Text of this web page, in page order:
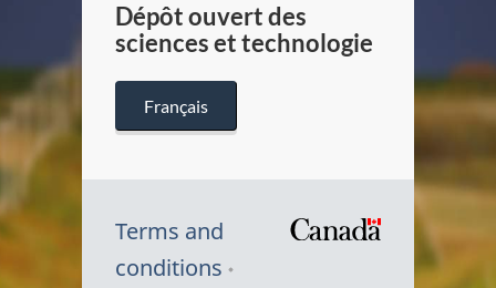
Dépôt ouvert des
sciences et technologie
Français
Terms and
conditions
Symbole